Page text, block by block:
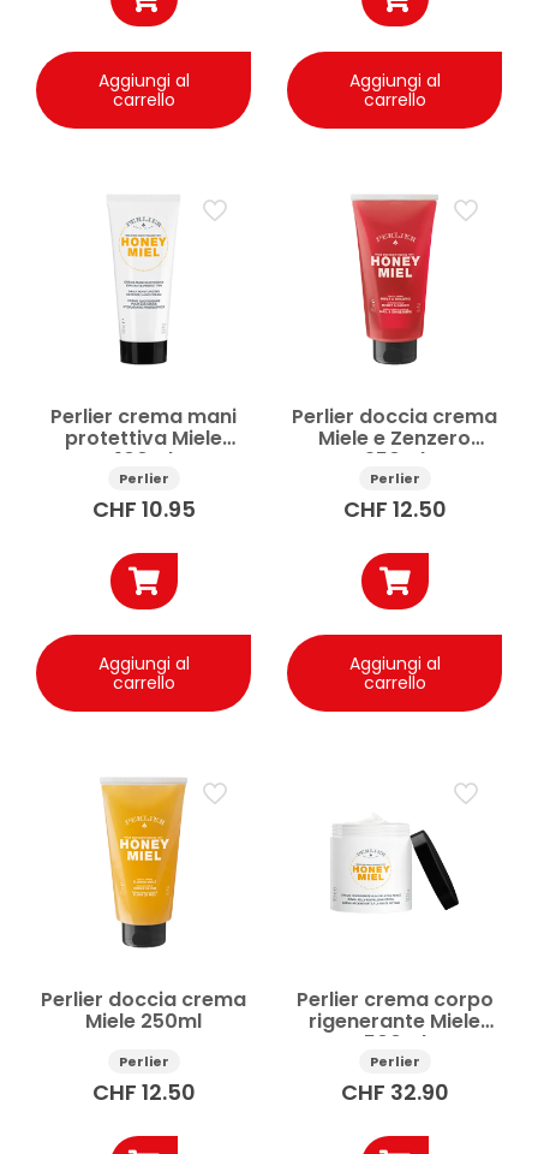
Aggiungi al
carrello
Aggiungi al
carrello
Perlier crema mani
protettiva Miele
100ml
Perlier
CHF 10.95
Aggiungi al
carrello
Perlier doccia crema
Miele e Zenzero
250ml
Perlier
CHF 12.50
Aggiungi al
carrello
Perlier doccia crema
Miele 250ml
Perlier
CHF 12.50
Perlier crema corpo
rigenerante Miele
500ml
Perlier
CHF 32.90